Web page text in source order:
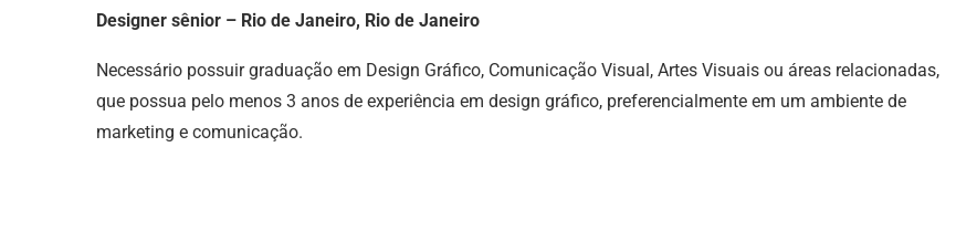
Designer sênior – Rio de Janeiro, Rio de Janeiro
Necessário possuir graduação em Design Gráfico, Comunicação Visual, Artes Visuais ou áreas relacionadas,
que possua pelo menos 3 anos de experiência em design gráfico, preferencialmente em um ambiente de
marketing e comunicação.